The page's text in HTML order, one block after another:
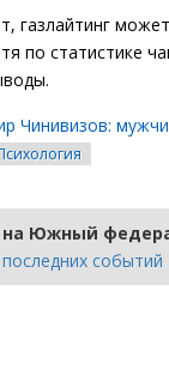
газлайтинг
по статистике
Чинивизов:
Южный
событий